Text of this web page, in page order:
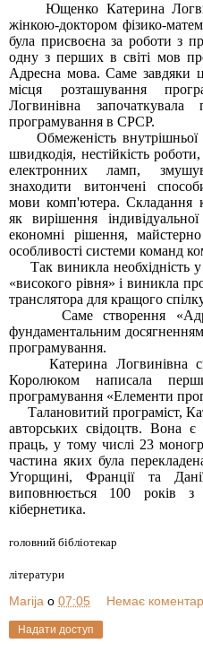
Ющенко Катерина
жінкою-доктором фізико-
була присвоєна за роботи з
одну з перших в світі мов
Адресна мова. Саме завдяки
місця розташування
Логвинівна
програмування в СРСР.
Обмеженість внутрішньої
швидкодія, нестійкість
електронних ламп,
знаходити витончені
мови комп'ютера. Складання
як вирішення
економні рішення,
особливості системи команд
Так виникла необхідність
«високого рівня» і виникла
транслятора для кращого
Саме створення
фундаментальним
програмування.
Катерина Логвинівна
Королюком написала
програмування «Елементи
Талановитий програміст,
авторських свідоцтв. Вона
праць, у тому числі 23
частина яких була
Угорщині, Франції та
виповнюється 100 років з
кібернетика.
Людмила
головний бібліотекар
відділу
літератури
Marija о 07:05 Немає
Надати доступ